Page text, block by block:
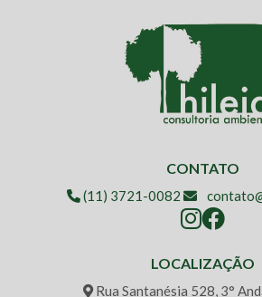
Caracterização da paisagem - fauna
Caracterização da vegetação e
Caracterização da vegetação em APP e
Centro de Produção de Antígenos e
Comunidades costeiras, atividade
CONTATO
(11) 3721-0082
LOCALIZAÇÃO
Rua Santanésia 528, 3°